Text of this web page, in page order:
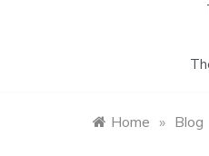
Home » Blog